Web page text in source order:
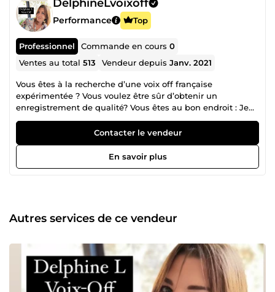
DelphineLvoixoff
Performance Top
Professionnel Commande en cours0
Ventes au total513 Vendeur depuisJanv. 2021
Vous êtes à la recherche d’une voix off française
expérimentée ? Vous voulez être sûr d’obtenir un
enregistrement de qualité? Vous êtes au bon endroit : Je
suis fiable et réactive : livraison de votre enregistrement
dans les 24 heures Maximumvpour : ... Publicité à la radio
et à la télévision ... Vidéo d’entreprise ... Explainer ... RVI ...
Apprentissage en ligne ... Audioguide J’ai un studio de
qualité broadcast : microphone Neumann TLM 103, carte
Contacter le vendeur
En savoir plus
Autres services de ce vendeur